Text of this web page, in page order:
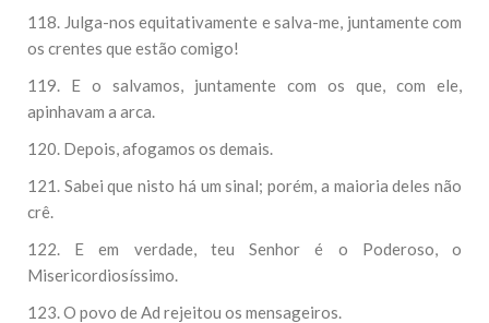
118. Julga-nos equitativamente e salva-me, juntamente com
os crentes que estão comigo!
119. E o salvamos, juntamente com os que, com ele,
apinhavam a arca.
120. Depois, afogamos os demais.
121. Sabei que nisto há um sinal; porém, a maioria deles não
crê.
122. E em verdade, teu Senhor é o Poderoso, o
Misericordiosíssimo.
123. O povo de Ad rejeitou os mensageiros.